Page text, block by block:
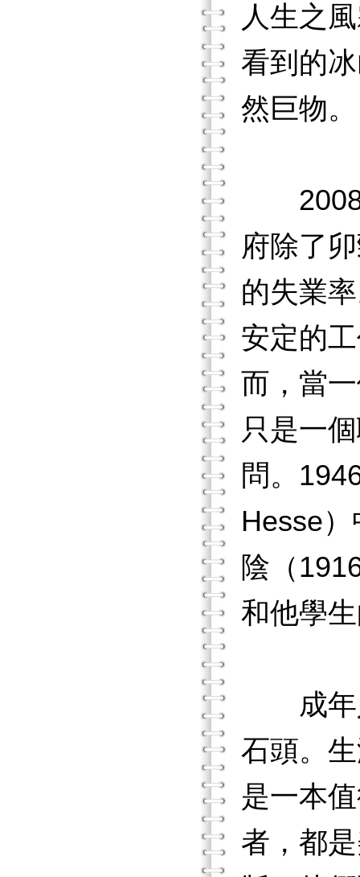
人生之
看到的
然巨物。
2008
府除了
的失業
安定的
而，當
只是一
問。
Hesse
陰（
和他學
成年人
石頭。
是一本
者，都